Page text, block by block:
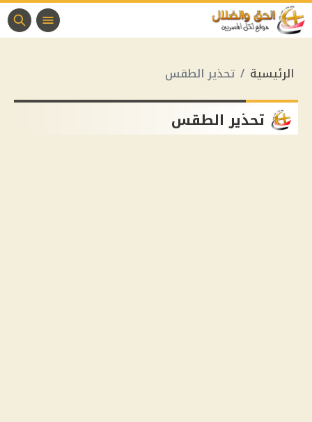
الرئيسية تحذير الطقس
تحذير الطقس